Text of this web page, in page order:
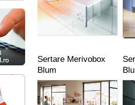
Sertare Merivobox
Blum